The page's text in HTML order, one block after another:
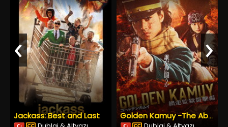
Jackass: Best and Last
Golden Kamuy -The Abashiri Prison Raid
‹ ›